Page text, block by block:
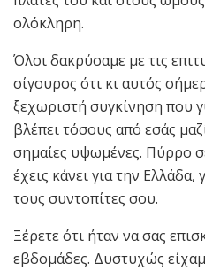
ολόκληρη.
Όλοι δακρύσαμε με τις
σίγουρος ότι κι αυτός
ξεχωριστή συγκίνηση που
βλέπει τόσους από εσάς
σημαίες υψωμένες. Πύρρο
έχεις κάνει για την Ελλάδα,
τους συντοπίτες σου.
Ξέρετε ότι ήταν να σας
εβδομάδες. Δυστυχώς